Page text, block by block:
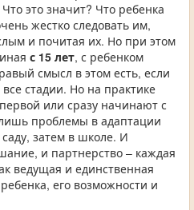
это значит? Что ребенка
жестко следовать им,
и почитая их. Но при этом
с 15 лет, с ребенком
смысл в этом есть, если
стадии. Но на практике
или сразу начинают с
проблемы в адаптации
затем в школе. И
и партнерство – каждая
ведущая и единственная
его возможности и